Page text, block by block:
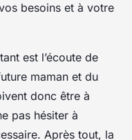
besoins et à votre
est l’écoute de
maman et du
donc être à
pas hésiter à
Après tout, la